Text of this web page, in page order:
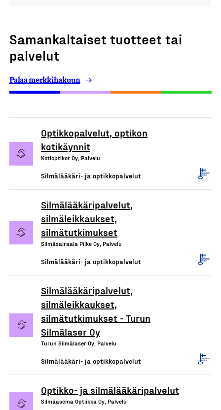
Samankaltaiset tuotteet tai
palvelut
Palaa merkkihakuun
Optikkopalvelut, optikon
kotikäynnit
Kotioptikot Oy, Palvelu
Silmälääkäri- ja optikkopalvelut
Silmälääkäripalvelut,
silmäleikkaukset,
silmätutkimukset
Silmäsairaala Pilke Oy, Palvelu
Silmälääkäri- ja optikkopalvelut
Silmälääkäripalvelut,
silmäleikkaukset,
silmätutkimukset - Turun
Silmälaser Oy
Turun Silmälaser Oy, Palvelu
Silmälääkäri- ja optikkopalvelut
Optikko- ja silmälääkäripalvelut
Silmäasema Optiikka Oy, Palvelu